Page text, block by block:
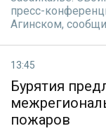
пресс-
Агинском,
13:45
Бурятия
пожаров